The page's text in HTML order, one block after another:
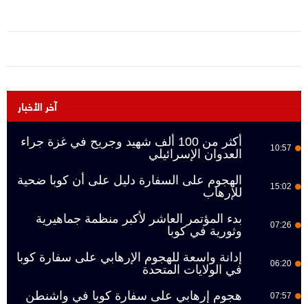
آخر الأخبار
10:57
أكثر من 100 ألف شهيد وجريح في غزة جراء
العدوان الإسرائيلي
15:02
الهجوم على السفارة دليل على أن كوبا ضحية
للإرهاب
07:26
بدء المؤتمر العاشر لأكبر منظمة جماهيرية
وثورية في كوبا
06:20
إدانة واسعة للهجوم الإرهابي على سفارة كوبا
في الولايات المتحدة
07:57 هجوم إرهابي على سفارة كوبا في واشنطن